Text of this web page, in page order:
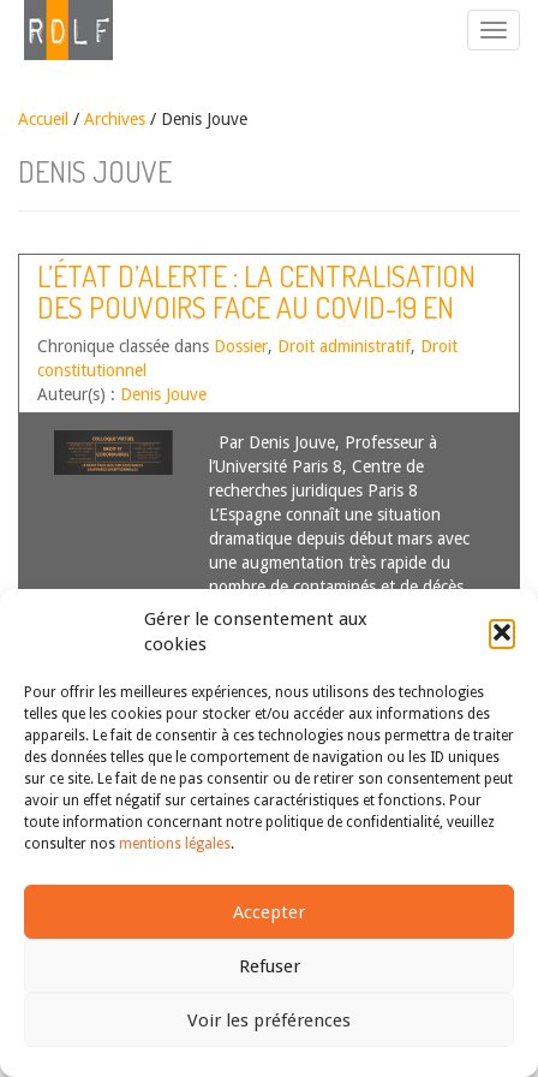
Gérer le consentement aux
cookies
Pour offrir les meilleures expériences, nous utilisons des technologies
telles que les cookies pour stocker et/ou accéder aux informations des
appareils. Le fait de consentir à ces technologies nous permettra de traiter
des données telles que le comportement de navigation ou les ID uniques
sur ce site. Le fait de ne pas consentir ou de retirer son consentement peut
avoir un effet négatif sur certaines caractéristiques et fonctions. Pour
toute information concernant notre politique de confidentialité, veuillez
consulter nos mentions légales.
Accepter
Refuser
Voir les préférences
Accueil / Archives / Denis Jouve
DENIS JOUVE
L’ÉTAT D’ALERTE : LA CENTRALISATION
DES POUVOIRS FACE AU COVID-19 EN
ESPAGNE
Chronique classée dans Dossier, Droit administratif, Droit
constitutionnel
Auteur(s) : Denis Jouve
Par Denis Jouve, Professeur à
l’Université Paris 8, Centre de
recherches juridiques Paris 8
L’Espagne connaît une situation
dramatique depuis début mars avec
une augmentation très rapide du
nombre de contaminés et de décès.
A bien des égards,…
Copyright © 2011-2026Revue des droits et libertés fondamentaux
| Tous droits réservés |mentions légales